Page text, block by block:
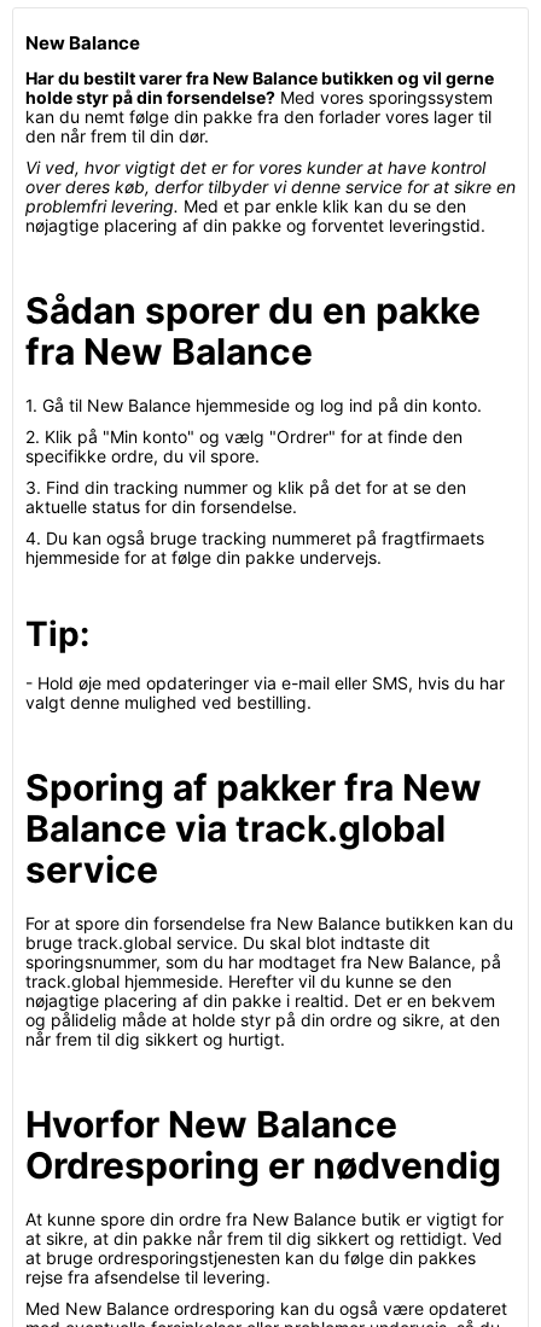
New Balance
Har du bestilt varer fra New Balance butikken og vil gerne
holde styr på din forsendelse? Med vores sporingssystem
kan du nemt følge din pakke fra den forlader vores lager til
den når frem til din dør.
Vi ved, hvor vigtigt det er for vores kunder at have kontrol
over deres køb, derfor tilbyder vi denne service for at sikre en
problemfri levering. Med et par enkle klik kan du se den
nøjagtige placering af din pakke og forventet leveringstid.
Sådan sporer du en pakke
fra New Balance
1. Gå til New Balance hjemmeside og log ind på din konto.
2. Klik på "Min konto" og vælg "Ordrer" for at finde den
specifikke ordre, du vil spore.
3. Find din tracking nummer og klik på det for at se den
aktuelle status for din forsendelse.
4. Du kan også bruge tracking nummeret på fragtfirmaets
hjemmeside for at følge din pakke undervejs.
Tip:
- Hold øje med opdateringer via e-mail eller SMS, hvis du har
valgt denne mulighed ved bestilling.
Sporing af pakker fra New
Balance via track.global
service
For at spore din forsendelse fra New Balance butikken kan du
bruge track.global service. Du skal blot indtaste dit
sporingsnummer, som du har modtaget fra New Balance, på
track.global hjemmeside. Herefter vil du kunne se den
nøjagtige placering af din pakke i realtid. Det er en bekvem
og pålidelig måde at holde styr på din ordre og sikre, at den
når frem til dig sikkert og hurtigt.
Hvorfor New Balance
Ordresporing er nødvendig
At kunne spore din ordre fra New Balance butik er vigtigt for
at sikre, at din pakke når frem til dig sikkert og rettidigt. Ved
at bruge ordresporingstjenesten kan du følge din pakkes
rejse fra afsendelse til levering.
Med New Balance ordresporing kan du også være opdateret